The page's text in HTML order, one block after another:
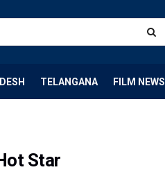
TELANGANA FILM NEWS
Star